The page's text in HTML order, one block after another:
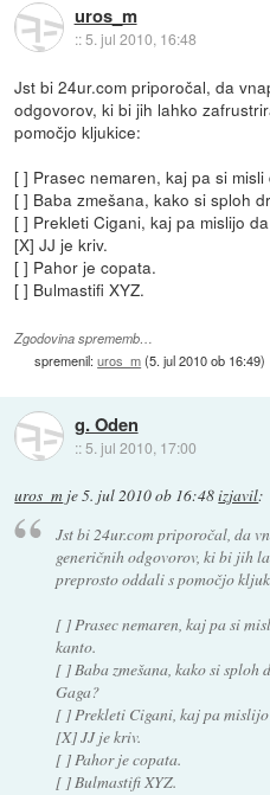
uros_m
::5. jul 2010, 16:48
Jst bi 24ur.com priporočal, da
odgovorov, ki bi jih lahko
pomočjo kljukice:
[ ] Prasec nemaren, kaj pa si
[ ] Baba zmešana, kako si sploh
[ ] Prekleti Cigani, kaj pa mislijo
[X] JJ je kriv.
[ ] Pahor je copata.
[ ] Bulmastifi XYZ.
Zgodovina sprememb…
spremenil:uros_m(5. jul 2010 ob 16:49)
g. Oden
:: 5. jul 2010, 17:00
uros_m je5. jul 2010 ob 16:48izjavil:
Jst bi 24ur.com priporočal, da
generičnih odgovorov, ki bi jih
preprosto oddali s pomočjo
[ ] Prasec nemaren, kaj pa si
kanto.
[ ] Baba zmešana, kako si sploh
Gaga?
[ ] Prekleti Cigani, kaj pa mislijo
[X] JJ je kriv.
[ ] Pahor je copata.
[ ] Bulmastifi XYZ.